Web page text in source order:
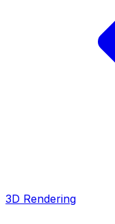
3D Rendering